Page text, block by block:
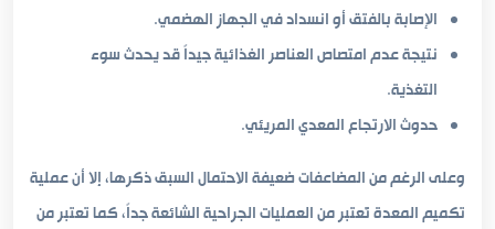
الإصابة بالفتق أو انسداد في الجهاز الهضمي.
نتيجة عدم امتصاص العناصر الغذائية جيداً قد يحدث سوء
التغذية.
حدوث الارتجاع المعدي المريئي.
وعلى الرغم من المضاعفات ضعيفة الاحتمال السبق ذكرها، إلا أن عملية
تكميم المعدة تُعتبر من العمليات الجراحية الشائعة جداً، كما تعتبر من